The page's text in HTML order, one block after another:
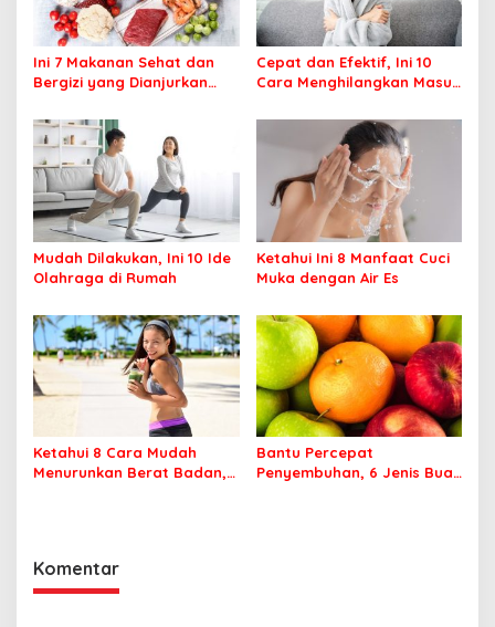
Ini 7 Makanan Sehat dan
Bergizi yang Dianjurkan
Cepat dan Efektif, Ini 10
Cara Menghilangkan Masuk
Mudah Dilakukan, Ini 10 Ide
Olahraga di Rumah
Ketahui Ini 8 Manfaat Cuci
Muka dengan Air Es
Ketahui 8 Cara Mudah
Menurunkan Berat Badan,
Bantu Percepat
Penyembuhan, 6 Jenis Buah
Komentar